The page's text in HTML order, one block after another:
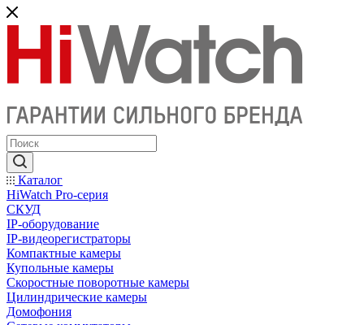
Каталог
HiWatch Pro-серия
CКУД
IP-оборудование
IP-видеорегистраторы
Компактные камеры
Купольные камеры
Скоростные поворотные камеры
Цилиндрические камеры
Домофония